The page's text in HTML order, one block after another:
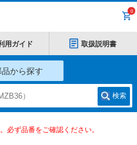
0
用ガイド 取扱説明書
から探す
検索
必ず品番をご確認ください。